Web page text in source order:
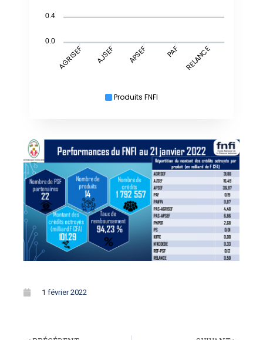
Produits FNFI
0.4
0.0
AGRISEF AJSEF APSEF PAF RELANCE
1 février 2022